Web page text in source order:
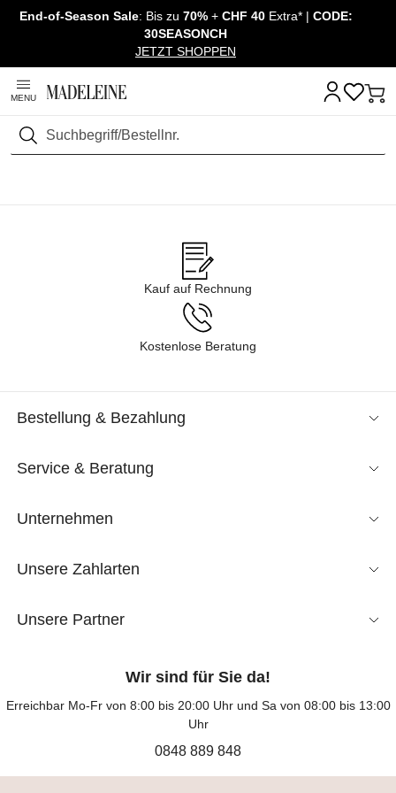
Navigation überspringen, direkt zum Inhalt
End-of-Season Sale: Bis zu 70%+ CHF 40 Extra* | CODE:
30SEASONCH
JETZT SHOPPEN
MENU
Suchen
Kauf auf Rechnung
Kostenlose Beratung
Bestellung & Bezahlung
Service & Beratung
Unternehmen
Unsere Zahlarten
Unsere Partner
Wir sind für Sie da!
Erreichbar Mo-Fr von 8:00 bis 20:00 Uhr und Sa von 08:00 bis 13:00
Uhr
0848 889 848